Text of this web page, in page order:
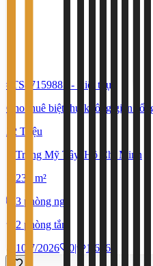
#TS87159881 -
Biệt thự
Cho thuê biệt thự không gian
22 Triệu
Trung Mỹ Tây, Hồ Chí Minh
234 m²
3 phòng ngủ
2 phòng tắm
10/7/2026
0| 1.626